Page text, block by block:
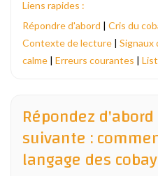
Liens rapides :
Répondre d'abord | Cris du
Contexte de lecture | Signaux
calme | Erreurs courantes |
Répondez
suivante :
langage des